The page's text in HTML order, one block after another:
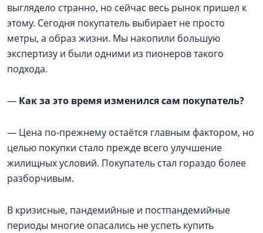
выглядело странно, но сейчас весь рынок пришел к
этому. Сегодня покупатель выбирает не просто
метры, а образ жизни. Мы накопили большую
экспертизу и были одними из пионеров такого
подхода.
— Как за это время изменился сам покупатель?
— Цена по-прежнему остаётся главным фактором, но
целью покупки стало прежде всего улучшение
жилищных условий. Покупатель стал гораздо более
разборчивым.
В кризисные, пандемийные и постпандемийные
периоды многие опасались не успеть купить